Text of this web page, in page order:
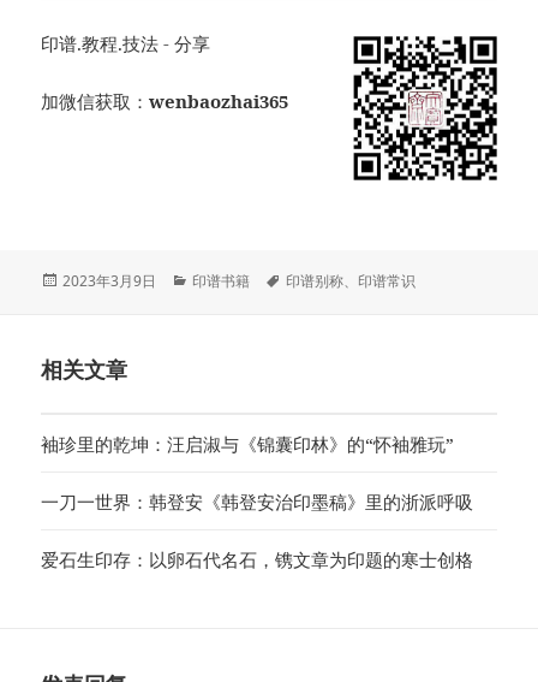
印谱.教程.技法 - 分享
加微信获取：wenbaozhai365
发
2023年3月9日
分
印谱书籍
标
印谱别称、 印谱常识
相关文章
袖珍里的乾坤：汪启淑与《锦囊印林》的“怀袖雅玩”
一刀一世界：韩登安《韩登安治印墨稿》里的浙派呼吸
爱石生印存：以卵石代名石，镌文章为印题的寒士创格